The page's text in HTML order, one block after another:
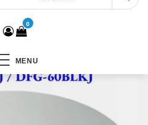
0
MENU